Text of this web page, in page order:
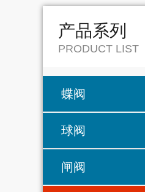
产品系列
PRODUCT LIST
蝶阀
球阀
闸阀